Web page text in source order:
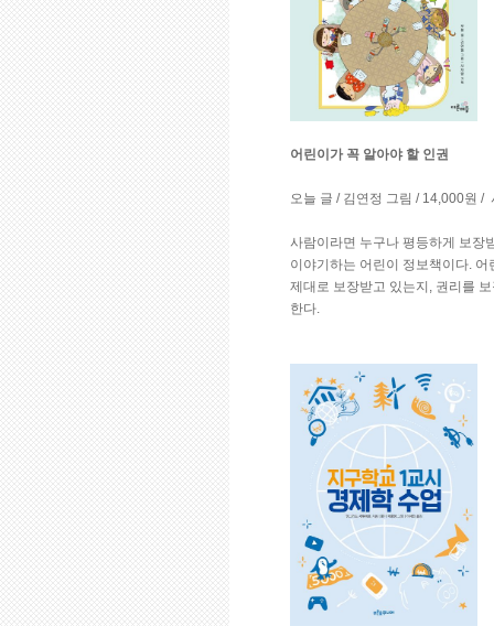
어린이가 꼭 알아야 할 인권
오늘 글 / 김연정 그림 / 14,000원 /
사람이라면 누구나 평등하게 보장
이야기하는 어린이 정보책이다.
제대로 보장받고 있는지, 권리를
한다.